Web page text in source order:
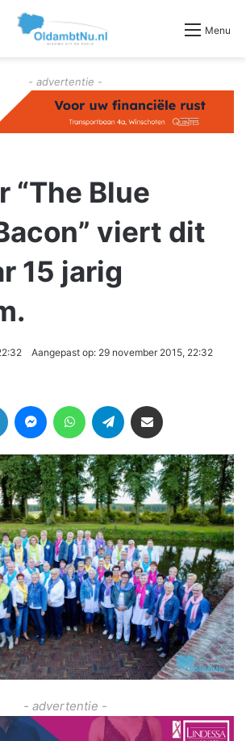
Menu
- advertentie -
“The Blue
viert dit
15 jarig
Aangepast op: 29 november 2015, 22:32
- advertentie -